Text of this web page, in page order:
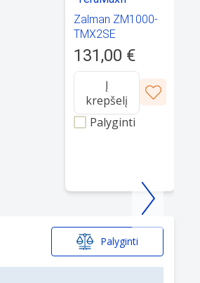
Zalman ZM1000-
TMX2SE
TeraMaxII 1000W
80+ Gold
131,00 €
Į
krepšelį
Palyginti
Palyginti